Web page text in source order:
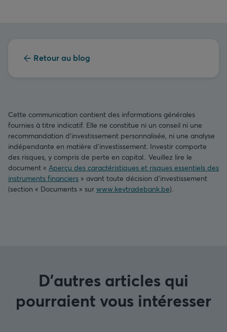
Retour au blog
Cette communication contient des informations générales
fournies à titre indicatif. Elle ne constitue ni un conseil ni une
recommandation d’investissement personnalisée, ni une analyse
indépendante en matière d’investissement. Investir comporte
des risques, y compris de perte en capital.. Veuillez lire le
document « Aperçu des caractéristiques et risques essentiels des
instruments financiers » avant toute décision d’investissement
(section « Documents » sur www.keytradebank.be).
D'autres articles qui
pourraient vous intéresser